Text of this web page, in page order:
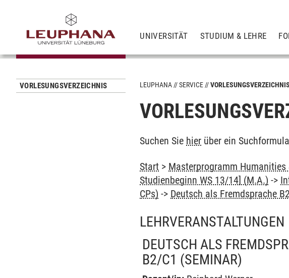
UNIVERSITÄT STUDIUM & LEHRE
VORLESUNGSVERZEICHNIS LEUPHANA SERVICE VORLESUNGSVERZEICHNIS
Suchen Sie hier über ein
Start > Masterprogramm
Studienbeginn WS 13/14] (M.A.) ->
CPs) -> Deutsch als Fremdsprache
LEHRVERANSTALTUNGEN
DEUTSCH ALS
B2/C1 (SEMINAR)